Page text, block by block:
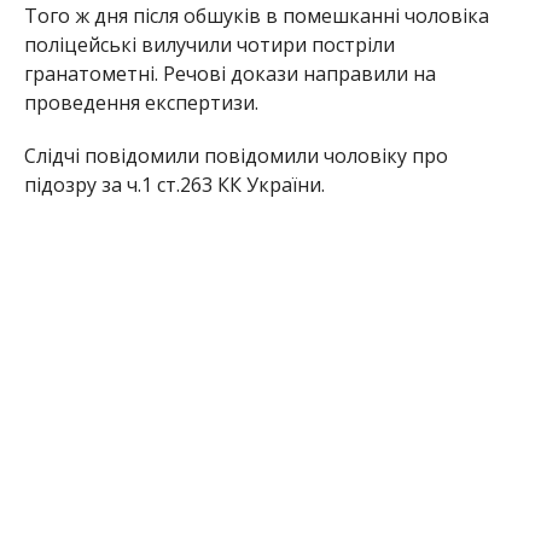
Того ж дня після обшуків в помешканні чоловіка
поліцейські вилучили чотири постріли
гранатометні. Речові докази направили на
проведення експертизи.
Слідчі повідомили повідомили чоловіку про
підозру за ч.1 ст.263 КК України.